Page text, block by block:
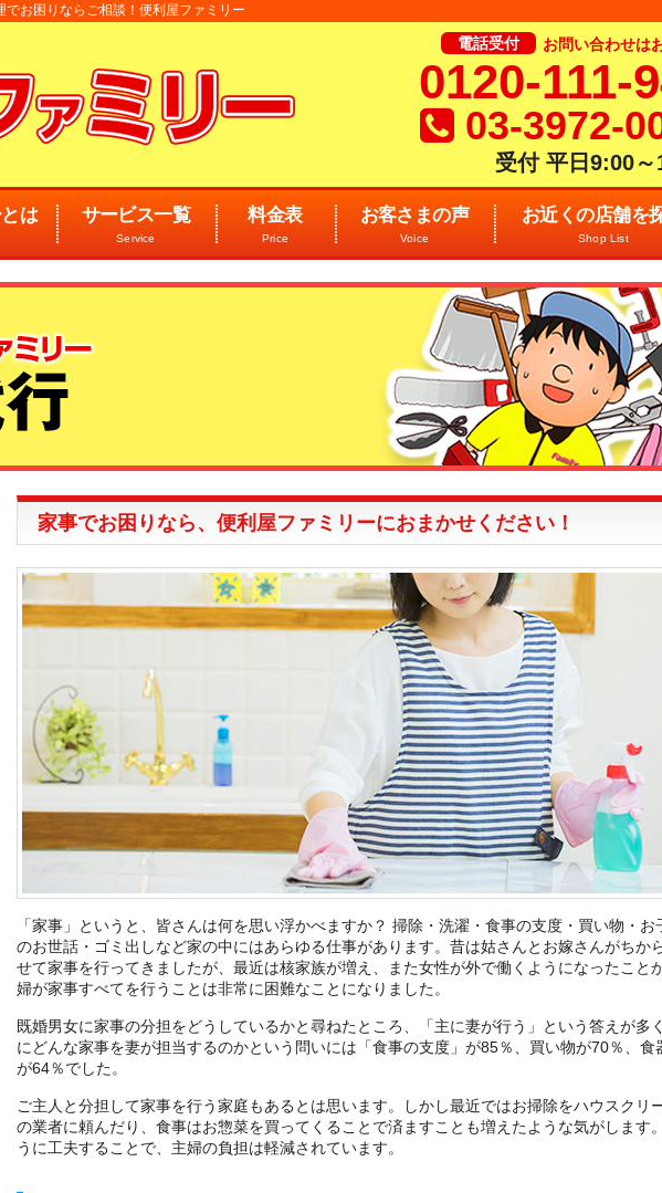
お困りならご相談！便利屋ファミリー
電話受付 お問い合わせは
0120-111-
03-3972-
受付 平日9:00
は サービス一覧
Service
料金表
Price
お客さまの声
Voice
お近くの店舗を
Shop List
家事でお困りなら、便利屋ファミリーにおまかせください！
「家事」というと、皆さんは何を思い浮かべますか？ 掃除・洗濯・食事の支度・買い物・お
のお世話・ゴミ出しなど家の中にはあらゆる仕事があります。昔は姑さんとお嫁さんがちか
せて家事を行ってきましたが、最近は核家族が増え、また女性が外で働くようになったこと
婦が家事すべてを行うことは非常に困難なことになりました。
既婚男女に家事の分担をどうしているかと尋ねたところ、「主に妻が行う」という答えが多
にどんな家事を妻が担当するのかという問いには「食事の支度」が85％、買い物が70％、食
が64％でした。
ご主人と分担して家事を行う家庭もあるとは思います。しかし最近ではお掃除をハウスクリ
の業者に頼んだり、食事はお惣菜を買ってくることで済ますことも増えたような気がします
うに工夫することで、主婦の負担は軽減されています。